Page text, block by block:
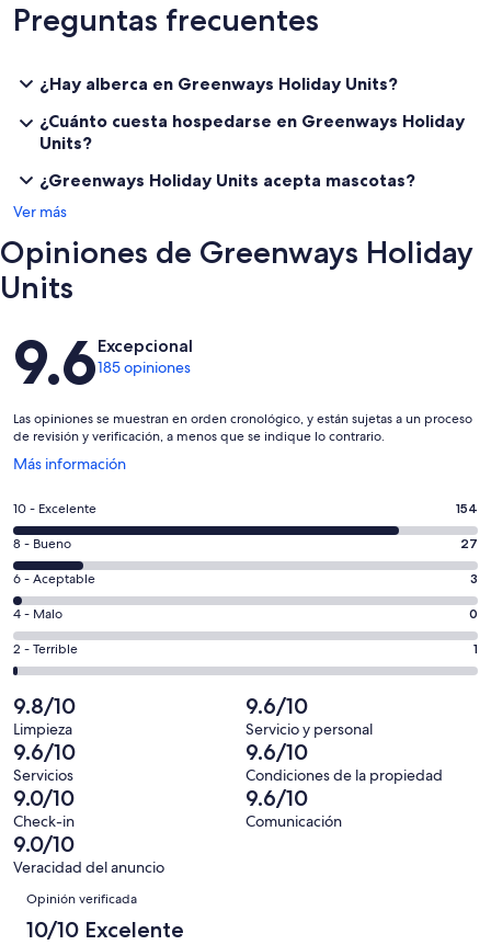
Preguntas frecuentes
¿Hay alberca en Greenways Holiday Units?
¿Cuánto cuesta hospedarse en Greenways Holiday
Units?
¿Greenways Holiday Units acepta mascotas?
Ver más
Opiniones de Greenways Holiday
Units
Opiniones
9.6Excepcional
185 opiniones
Las opiniones se muestran en orden cronológico, y están sujetas a un proceso
de revisión y verificación, a menos que se indique lo contrario.
Más información
Se
en
una
nueva
ventana
Puntuación
de
10,
es
decir,
Excelente.
Basada
en
154
de
185
opiniones
10 - Excelente 154
Puntuación
de
8,
es
decir,
Bueno.
en
27
de
185
opiniones
8 - Bueno 27
Puntuación
de
6,
es
decir,
Aceptable.
Basada
en
3
de
185
opiniones
6 - Aceptable 3
Puntuación
de
4,
decir,
Malo.
Basada
en
0
de
185
opiniones
4 - Malo 0
Puntuación
de
2,
es
decir,
Terrible.
Basada
en
1
de
opiniones
2 - Terrible 1
9.8/10
Limpieza
9.6/10
Servicio y personal
9.6/10
Servicios
9.6/10
Condiciones de la propiedad
9.0/10
Check-in
9.6/10
Comunicación
9.0/10
Veracidad del anuncio
Opiniones
Opinión verificada
10/10 Excelente